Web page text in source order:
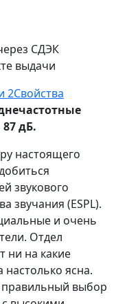
СДЭК
выдачи
2Свойства
дБ.
настоящего
звукового
звучания (ESPL).
и очень
Отдел
ни на какие
ясна.
правильный выбор